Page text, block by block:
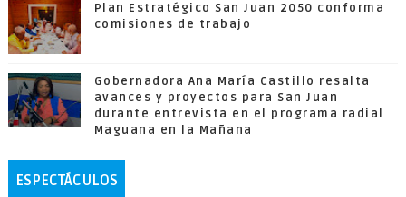
Plan Estratégico San Juan 2050 conforma
comisiones de trabajo
Gobernadora Ana María Castillo resalta
avances y proyectos para San Juan
durante entrevista en el programa radial
Maguana en la Mañana
ESPECTÁCULOS